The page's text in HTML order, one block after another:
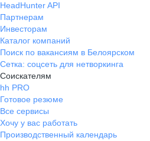
HeadHunter API
Партнерам
Инвесторам
Каталог компаний
Поиск по вакансиям в Белоярском
Сетка: соцсеть для нетворкинга
Соискателям
hh PRO
Готовое резюме
Все сервисы
Хочу у вас работать
Производственный календарь